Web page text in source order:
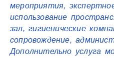
мероприятия,
использование
зал, гигиенические
сопровождение,
Дополнительно услуга